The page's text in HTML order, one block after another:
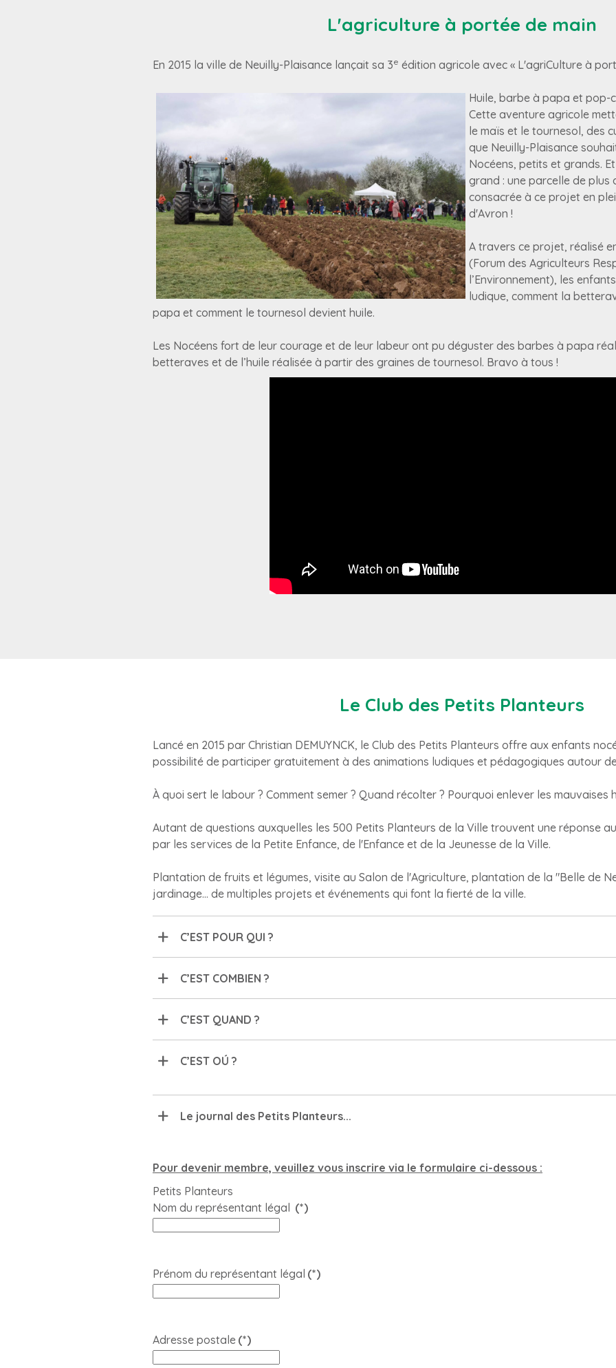
L'agriculture à portée de main
En 2015 la ville de Neuilly-Plaisance lançait sa 3e édition agricole avec « L'agriCulture à
Huile, barbe à papa et pop-
Cette aventure agricole
le maïs et le tournesol, des
que Neuilly-Plaisance
Nocéens, petits et grands.
grand : une parcelle de plus
consacrée à ce projet en
d'Avron !
A travers ce projet, réalisé
(Forum des Agriculteurs
l’Environnement), les
ludique, comment la
papa et comment le tournesol devient huile.
Les Nocéens fort de leur courage et de leur labeur ont pu déguster des barbes à papa
betteraves et de l’huile réalisée à partir des graines de tournesol. Bravo à tous !
Le Club des Petits Planteurs
Lancé en 2015 par Christian DEMUYNCK, le Club des Petits Planteurs offre aux enfants
possibilité de participer gratuitement à des animations ludiques et pédagogiques autour
À quoi sert le labour ? Comment semer ? Quand récolter ? Pourquoi enlever les mauvaises
Autant de questions auxquelles les 500 Petits Planteurs de la Ville trouvent une réponse
par les services de la Petite Enfance, de l'Enfance et de la Jeunesse de la Ville.
Plantation de fruits et légumes, visite au Salon de l'Agriculture, plantation de la "Belle de
jardinage... de multiples projets et événements qui font la fierté de la ville.
C’EST POUR QUI ?
C’EST COMBIEN ?
C’EST QUAND ?
C’EST OÚ ?
Le journal des Petits Planteurs...
Pour devenir membre, veuillez vous inscrire via le formulaire ci-dessous :
Petits Planteurs
Nom du représentant légal
(*)
Prénom du représentant légal (*)
Adresse postale (*)